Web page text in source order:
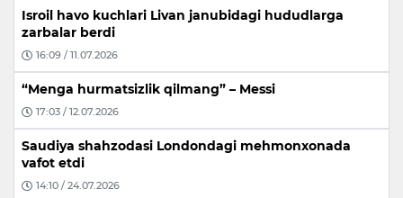
Isroil havo kuchlari Livan janubidagi hududlarga
zarbalar berdi
16:09 / 11.07.2026
“Menga hurmatsizlik qilmang” – Messi
17:03 / 12.07.2026
Saudiya shahzodasi Londondagi mehmonxonada
vafot etdi
14:10 / 24.07.2026